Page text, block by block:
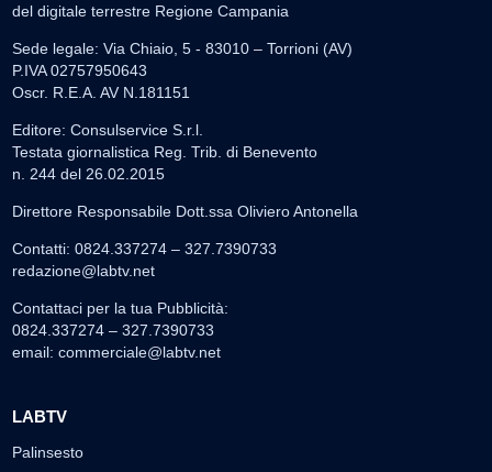
del digitale terrestre Regione Campania
Sede legale: Via Chiaio, 5 - 83010 – Torrioni (AV)
P.IVA 02757950643
Oscr. R.E.A. AV N.181151
Editore: Consulservice S.r.l.
Testata giornalistica Reg. Trib. di Benevento
n. 244 del 26.02.2015
Direttore Responsabile Dott.ssa Oliviero Antonella
Contatti: 0824.337274 – 327.7390733
redazione@labtv.net
Contattaci per la tua Pubblicità:
0824.337274 – 327.7390733
email: commerciale@labtv.net
LABTV
Palinsesto